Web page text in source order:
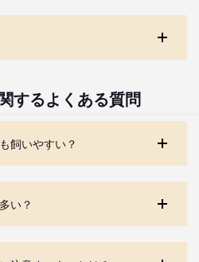
するよくある質問
飼いやすい？
い？